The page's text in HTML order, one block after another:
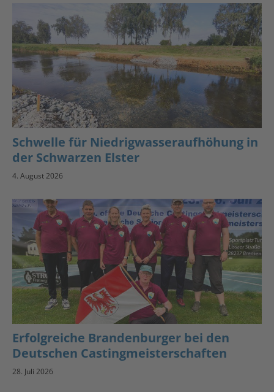
Schwelle für Niedrigwasseraufhöhung in
der Schwarzen Elster
4. August 2026
Erfolgreiche Brandenburger bei den
Deutschen Castingmeisterschaften
28. Juli 2026